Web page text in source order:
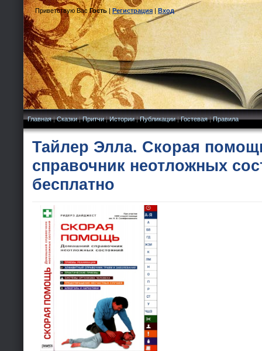
Приветствую Вас Гость|Регистрация|Вход
Главная|Сказки|Притчи|Истории|Публикации|Гостевая|Правила
Тайлер Элла. Скорая
справочник неотложных
бесплатно